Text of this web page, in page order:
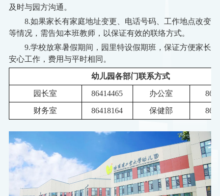
及时与园方沟通。
8.如果家长有家庭地址变更、电话号码、工作地点改变
等情况，需告知本班教师，以保证有效的联络方式。
9.学校放寒暑假期间，园里特设假期班，保证方便家长
安心工作，费用与平时相同。
幼儿园各部门联系方式
园长室 86414465 办公室
财务室 86418164 保健部